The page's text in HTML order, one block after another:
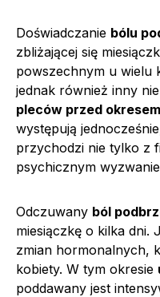
Doświadczanie bólu
zbliżającej się
powszechnym u wielu
jednak również inny
pleców przed okresem
występują
przychodzi nie tylko z
psychicznym
Odczuwany ból
miesiączkę o kilka dni.
zmian hormonalnych,
kobiety. W tym okresie
poddawany jest